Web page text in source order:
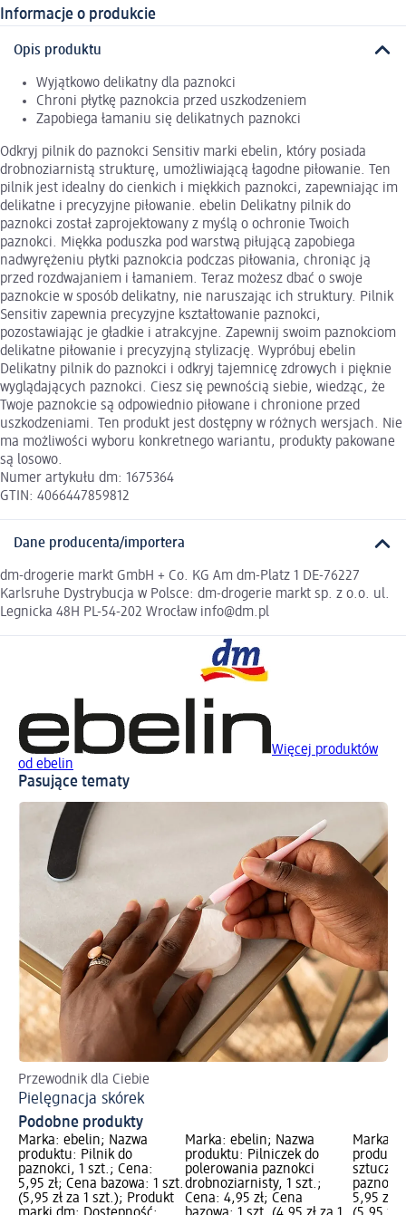
Informacje o produkcie
Opis produktu
Wyjątkowo delikatny dla paznokci
Chroni płytkę paznokcia przed uszkodzeniem
Zapobiega łamaniu się delikatnych paznokci
Odkryj pilnik do paznokci Sensitiv marki ebelin, który posiada
drobnoziarnistą strukturę, umożliwiającą łagodne piłowanie. Ten
pilnik jest idealny do cienkich i miękkich paznokci, zapewniając im
delikatne i precyzyjne piłowanie. ebelin Delikatny pilnik do
paznokci został zaprojektowany z myślą o ochronie Twoich
paznokci. Miękka poduszka pod warstwą piłującą zapobiega
nadwyrężeniu płytki paznokcia podczas piłowania, chroniąc ją
przed rozdwajaniem i łamaniem. Teraz możesz dbać o swoje
paznokcie w sposób delikatny, nie naruszając ich struktury. Pilnik
Sensitiv zapewnia precyzyjne kształtowanie paznokci,
pozostawiając je gładkie i atrakcyjne. Zapewnij swoim paznokciom
delikatne piłowanie i precyzyjną stylizację. Wypróbuj ebelin
Delikatny pilnik do paznokci i odkryj tajemnicę zdrowych i pięknie
wyglądających paznokci. Ciesz się pewnością siebie, wiedząc, że
Twoje paznokcie są odpowiednio piłowane i chronione przed
uszkodzeniami. Ten produkt jest dostępny w różnych wersjach. Nie
ma możliwości wyboru konkretnego wariantu, produkty pakowane
są losowo.
Numer artykułu dm: 1675364
GTIN: 4066447859812
Dane producenta/importera
dm-drogerie markt GmbH + Co. KG Am dm-Platz 1 DE-76227
Karlsruhe Dystrybucja w Polsce: dm-drogerie markt sp. z o.o. ul.
Legnicka 48H PL-54-202 Wrocław info@dm.pl
Więcej produktów
od ebelin
Pasujące tematy
Przewodnik dla Ciebie
Pielęgnacja skórek
Podobne produkty
Marka: ebelin; Nazwa
produktu: Pilnik do
paznokci, 1 szt.; Cena:
5,95 zł; Cena bazowa: 1 szt.
(5,95 zł za 1 szt.); Produkt
Marka: ebelin; Nazwa
produktu: Pilniczek do
polerowania paznokci
drobnoziarnisty, 1 szt.;
Cena: 4,95 zł; Cena
Marka:
5,95 zł;